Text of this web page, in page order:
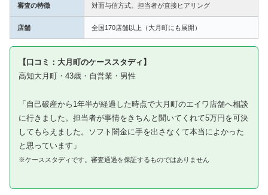
審査の特徴 対面与信方式。担当者が直接ヒアリング
店舗 全国170店舗以上（大月町にも展開）
【口コミ：大月町のケーススタディ】
高知大月町・43歳・自営業・男性
「自己破産から1年半が経過した時点で大月町のエイワ店舗へ相談
に行きました。担当者が事情をきちんと聞いてくれて5万円を可決
してもらえました。ソフト闇金に手を出さなくて本当によかった
と思っています」
※ケーススタディです。審査通過を保証するものではありません